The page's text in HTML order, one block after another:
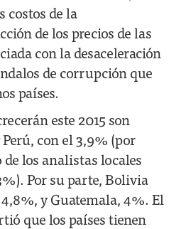
costos de la
de los precios de las
con la desaceleración
de corrupción que
países.
este 2015 son
con el 3,9% (por
los analistas locales
Por su parte, Bolivia
y Guatemala, 4%. El
que los países tienen